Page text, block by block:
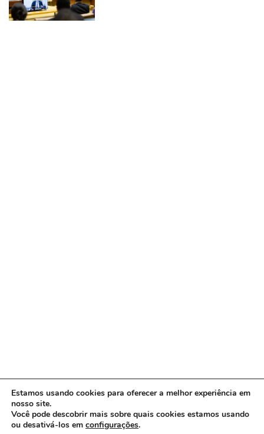
Copyright © 2026 www.ACORDA DF
Estamos usando cookies para oferecer a melhor experiência em
nosso site.
Você pode descobrir mais sobre quais cookies estamos usando
ou desativá-los em configurações.